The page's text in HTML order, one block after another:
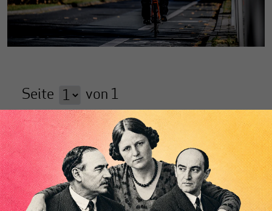
Seite von 1
Abonnieren